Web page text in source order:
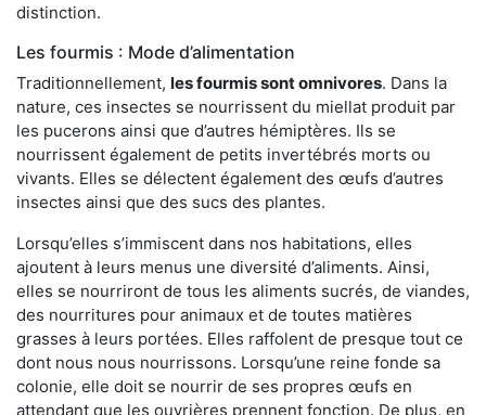
distinction.
Les fourmis : Mode d’alimentation
Traditionnellement, les fourmis sont omnivores. Dans la
nature, ces insectes se nourrissent du miellat produit par
les pucerons ainsi que d’autres hémiptères. Ils se
nourrissent également de petits invertébrés morts ou
vivants. Elles se délectent également des œufs d’autres
insectes ainsi que des sucs des plantes.
Lorsqu’elles s’immiscent dans nos habitations, elles
ajoutent à leurs menus une diversité d’aliments. Ainsi,
elles se nourriront de tous les aliments sucrés, de viandes,
des nourritures pour animaux et de toutes matières
grasses à leurs portées. Elles raffolent de presque tout ce
dont nous nous nourrissons. Lorsqu’une reine fonde sa
colonie, elle doit se nourrir de ses propres œufs en
attendant que les ouvrières prennent fonction. De plus, en